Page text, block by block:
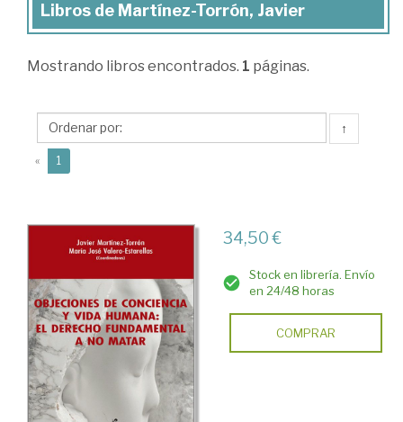
Libros
Martínez-
Javier
Libros de Martínez-Torrón, Javier
Mostrando libros encontrados. 1 páginas.
↑
« 1
34,50 €
Stock en librería. Envío
en 24/48 horas
COMPRAR